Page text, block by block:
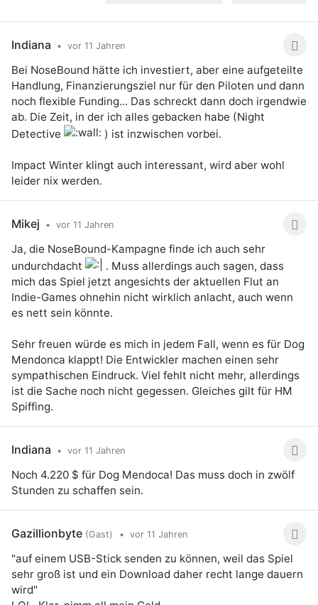
Indiana • vor 11 Jahren
Bei NoseBound hätte ich investiert, aber eine aufgeteilte
Handlung, Finanzierungsziel nur für den Piloten und dann
noch flexible Funding... Das schreckt dann doch irgendwie
ab. Die Zeit, in der ich alles gebacken habe (Night
Detective
) ist inzwischen vorbei.
Impact Winter klingt auch interessant, wird aber wohl
leider nix werden.
Mikej • vor 11 Jahren
Ja, die NoseBound-Kampagne finde ich auch sehr
undurchdacht
. Muss allerdings auch sagen, dass
mich das Spiel jetzt angesichts der aktuellen Flut an
Indie-Games ohnehin nicht wirklich anlacht, auch wenn
es nett sein könnte.
Sehr freuen würde es mich in jedem Fall, wenn es für Dog
Mendonca klappt! Die Entwickler machen einen sehr
sympathischen Eindruck. Viel fehlt nicht mehr, allerdings
ist die Sache noch nicht gegessen. Gleiches gilt für HM
Spiffing.
Indiana • vor 11 Jahren
Noch 4.220 $ für Dog Mendoca! Das muss doch in zwölf
Stunden zu schaffen sein.
Gazillionbyte (Gast) • vor 11 Jahren
"auf einem USB-Stick senden zu können, weil das Spiel
sehr groß ist und ein Download daher recht lange dauern
wird"